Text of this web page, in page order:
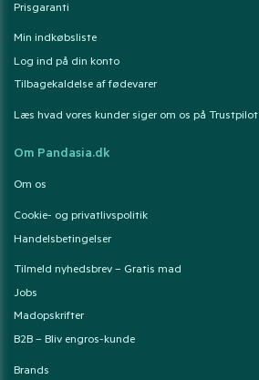
Prisgaranti
Min indkøbsliste
Log ind på din konto
Tilbagekaldelse af fødevarer
Læs hvad vores kunder siger om os på Trustpilot
Om Pandasia.dk
Om os
Cookie- og privatlivspolitik
Handelsbetingelser
Tilmeld nyhedsbrev – Gratis mad
Jobs
Madopskrifter
B2B – Bliv engros-kunde
Brands